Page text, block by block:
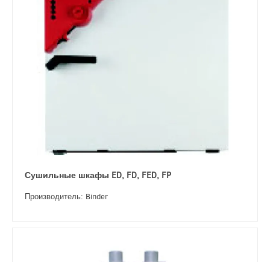
Сушильные шкафы ED, FD, FED, FP
Производитель: Binder